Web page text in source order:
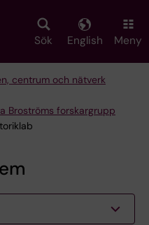
Sök English Meny
centrum och nätverk
Broströms forskargrupp